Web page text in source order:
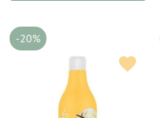
-20%